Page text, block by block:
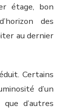
étage, bon
des
au dernier
Certains
d’un
d’autres